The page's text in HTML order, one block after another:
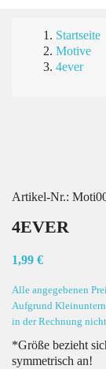
Startseite
Motive
4ever
Artikel-Nr.:
4EVER
1,99 €
Alle angegebenen
Aufgrund
in der Rechnung
*Größe bezieht
symmetrisch an!